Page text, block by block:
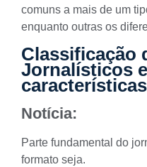
comuns a mais de um
enquanto outras os
Classificação
Jornalísticos
Notícia:
Parte fundamental do
formato seja.